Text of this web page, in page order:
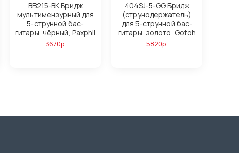
BB215-BK Бридж
мультимензурный для
5-струнной бас-
гитары, чёрный, Paxphil
3670р.
404SJ-5-GG Бридж
(струнодержатель)
для 5-струнной бас-
гитары, золото, Gotoh
5820р.